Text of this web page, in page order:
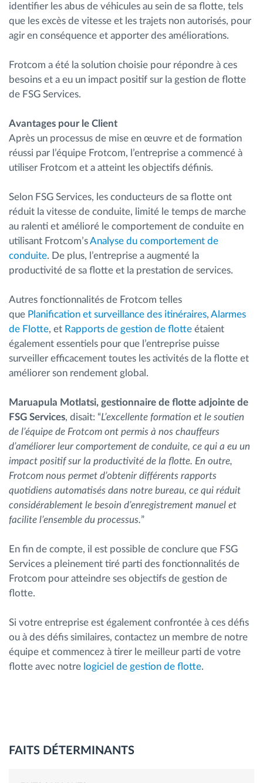
identifier les abus de véhicules au sein de sa flotte, tels
que les excès de vitesse et les trajets non autorisés, pour
agir en conséquence et apporter des améliorations.
Frotcom a été la solution choisie pour répondre à ces
besoins et a eu un impact positif sur la gestion de flotte
de FSG Services.
Avantages pour le Client
Après un processus de mise en œuvre et de formation
réussi par l’équipe Frotcom, l’entreprise a commencé à
utiliser Frotcom et a atteint les objectifs définis.
Selon FSG Services, les conducteurs de sa flotte ont
réduit la vitesse de conduite, limité le temps de marche
au ralenti et amélioré le comportement de conduite en
utilisant Frotcom’sAnalyse du comportement de
conduite. De plus, l’entreprise a augmenté la
productivité de sa flotte et la prestation de services.
Autres fonctionnalités de Frotcom telles
que Planification et surveillance des itinéraires, Alarmes
de Flotte, et Rapports de gestion de flotte étaient
également essentiels pour que l’entreprise puisse
surveiller efficacement toutes les activités de la flotte et
améliorer son rendement global.
Maruapula Motlatsi, gestionnaire de flotte adjointe de
FSG Services, disait: “L’excellente formation et le soutien
de l’équipe de Frotcom ont permis à nos chauffeurs
d’améliorer leur comportement de conduite, ce qui a eu un
impact positif sur la productivité de la flotte. En outre,
Frotcom nous permet d’obtenir différents rapports
quotidiens automatisés dans notre bureau, ce qui réduit
considérablement le besoin d’enregistrement manuel et
facilite l’ensemble du processus.”
En fin de compte, il est possible de conclure que FSG
Services a pleinement tiré parti des fonctionnalités de
Frotcom pour atteindre ses objectifs de gestion de
flotte.
Si votre entreprise est également confrontée à ces défis
ou à des défis similaires, contactez un membre de notre
équipe et commencez à tirer le meilleur parti de votre
flotte avec notre logiciel de gestion de flotte.
FAITS DÉTERMINANTS